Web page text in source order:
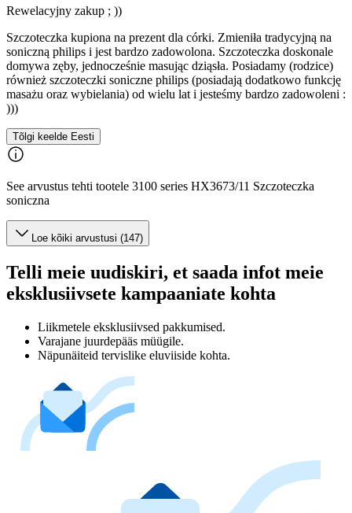
Rewelacyjny zakup ; ))
Szczoteczka kupiona na prezent dla córki. Zmieniła tradycyjną na
soniczną philips i jest bardzo zadowolona. Szczoteczka doskonale
domywa zęby, jednocześnie masując dziąsła. Posiadamy (rodzice)
również szczoteczki soniczne philips (posiadają dodatkowo funkcję
masażu oraz wybielania) od wielu lat i jesteśmy bardzo zadowoleni :
)))
Tõlgi keelde Eesti
See arvustus tehti tootele 3100 series HX3673/11 Szczoteczka
soniczna
Loe kõiki arvustusi (147)
Telli meie uudiskiri, et saada infot meie
eksklusiivsete kampaaniate kohta
Liikmetele eksklusiivsed pakkumised.
Varajane juurdepääs müügile.
Näpunäiteid tervislike eluviiside kohta.